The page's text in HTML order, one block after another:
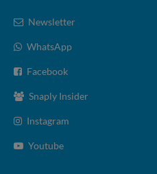
Newsletter
WhatsApp
Facebook
Snaply Insider
Instagram
Youtube